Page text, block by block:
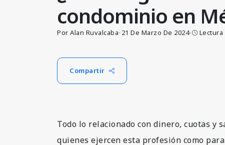
condominio en
Por Alan Ruvalcaba•21 De Marzo De 2024• Lectura
Compartir
Todo lo relacionado con dinero, cuotas
quienes ejercen esta profesión como